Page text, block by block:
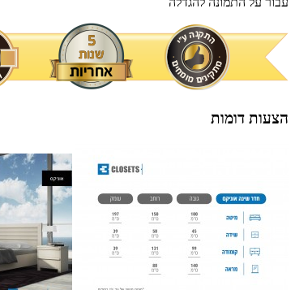
הצעות דומות